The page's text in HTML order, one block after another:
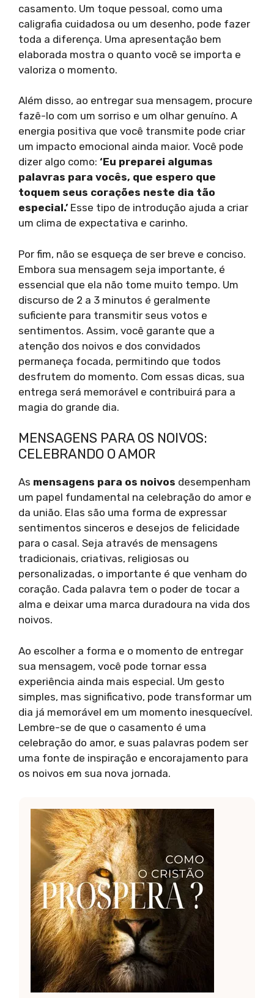
casamento. Um toque pessoal, como uma
caligrafia cuidadosa ou um desenho, pode fazer
toda a diferença. Uma apresentação bem
elaborada mostra o quanto você se importa e
valoriza o momento.
Além disso, ao entregar sua mensagem, procure
fazê-lo com um sorriso e um olhar genuíno. A
energia positiva que você transmite pode criar
um impacto emocional ainda maior. Você pode
dizer algo como: ‘Eu preparei algumas
palavras para vocês, que espero que
toquem seus corações neste dia tão
especial.’ Esse tipo de introdução ajuda a criar
um clima de expectativa e carinho.
Por fim, não se esqueça de ser breve e conciso.
Embora sua mensagem seja importante, é
essencial que ela não tome muito tempo. Um
discurso de 2 a 3 minutos é geralmente
suficiente para transmitir seus votos e
sentimentos. Assim, você garante que a
atenção dos noivos e dos convidados
permaneça focada, permitindo que todos
desfrutem do momento. Com essas dicas, sua
entrega será memorável e contribuirá para a
magia do grande dia.
MENSAGENS PARA OS NOIVOS:
CELEBRANDO O AMOR
As mensagens para os noivos desempenham
um papel fundamental na celebração do amor e
da união. Elas são uma forma de expressar
sentimentos sinceros e desejos de felicidade
para o casal. Seja através de mensagens
tradicionais, criativas, religiosas ou
personalizadas, o importante é que venham do
coração. Cada palavra tem o poder de tocar a
alma e deixar uma marca duradoura na vida dos
noivos.
Ao escolher a forma e o momento de entregar
sua mensagem, você pode tornar essa
experiência ainda mais especial. Um gesto
simples, mas significativo, pode transformar um
dia já memorável em um momento inesquecível.
Lembre-se de que o casamento é uma
celebração do amor, e suas palavras podem ser
uma fonte de inspiração e encorajamento para
os noivos em sua nova jornada.